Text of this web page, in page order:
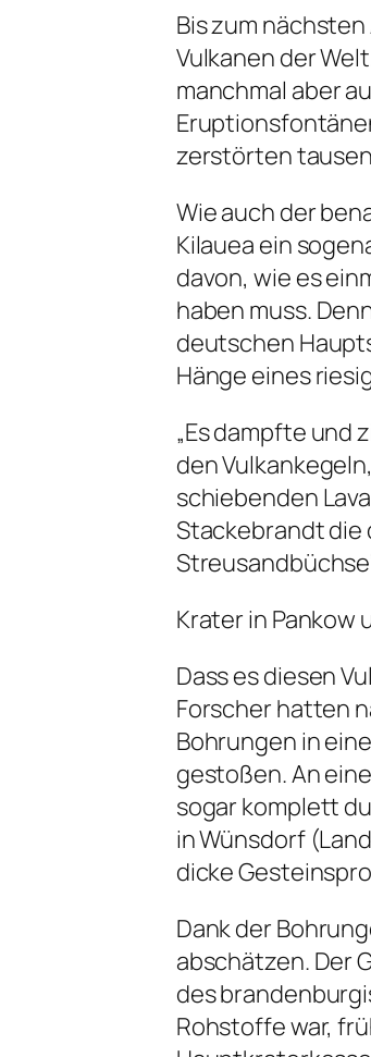
Bis zum
Vulkanen der
manchmal aber
zerstörten
Wie auch der
Kilauea ein
davon, wie es
haben muss.
deutschen
Hänge eines
„Es dampfte und
den
schiebenden
Stackebrandt die
Krater in Pankow
Dass es diesen
Forscher hatten
Bohrungen in
gestoßen. An
sogar komplett
in Wünsdorf
dicke
Dank der
abschätzen. Der
des
Rohstoffe war,